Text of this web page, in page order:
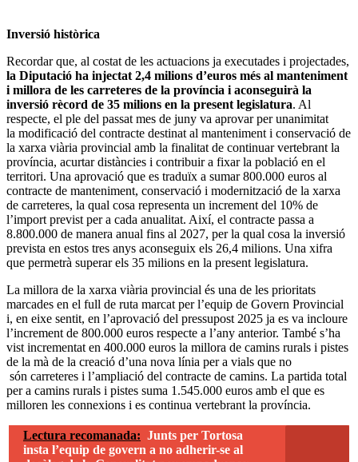
Inversió històrica
Recordar que, al costat de les actuacions ja executades i projectades,
la Diputació ha injectat 2,4 milions d’euros més al manteniment
i millora de les carreteres de la província i aconseguirà la
inversió rècord de 35 milions en la present legislatura. Al
respecte, el ple del passat mes de juny va aprovar per unanimitat
la modificació del contracte destinat al manteniment i conservació de
la xarxa viària provincial amb la finalitat de continuar vertebrant la
província, acurtar distàncies i contribuir a fixar la població en el
territori. Una aprovació que es traduïx a sumar 800.000 euros al
contracte de manteniment, conservació i modernització de la xarxa
de carreteres, la qual cosa representa un increment del 10% de
l’import previst per a cada anualitat. Així, el contracte passa a
8.800.000 de manera anual fins al 2027, per la qual cosa la inversió
prevista en estos tres anys aconseguix els 26,4 milions. Una xifra
que permetrà superar els 35 milions en la present legislatura.
La millora de la xarxa viària provincial és una de les prioritats
marcades en el full de ruta marcat per l’equip de Govern Provincial
i, en eixe sentit, en l’aprovació del pressupost 2025 ja es va incloure
l’increment de 800.000 euros respecte a l’any anterior. També s’ha
vist incrementat en 400.000 euros la millora de camins rurals i pistes
de la mà de la creació d’una nova línia per a vials que no
són carreteres i l’ampliació del contracte de camins. La partida total
per a camins rurals i pistes suma 1.545.000 euros amb el que es
milloren les connexions i es continua vertebrant la província.
Lectura recomanada: Junts per Tortosa
insta l’equip de govern a no adherir-se al